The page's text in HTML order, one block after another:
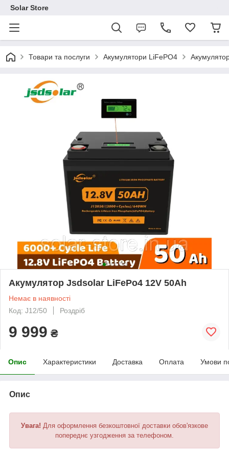
Solar Store
Товари та послуги Акумулятори LiFePO4
Акумулятор Jsdsolar LiFePo4 12V 50Ah
Немає в наявності
Код: J12/50
Роздріб
9 999 ₴
Опис Характеристики Доставка Оплата Умови
Опис
Увага! Для оформлення безкоштовної доставки обов'язкове
попереднє узгодження за телефоном.